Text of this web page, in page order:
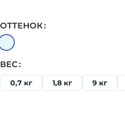
ОТТЕНОК
ВЕС
0,7 кг 1,8 кг 9 кг